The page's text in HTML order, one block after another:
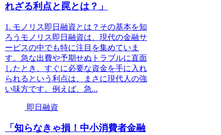
れざる利点と罠とは？」
1. モノリス即日融資とは？その基本を知
ろうモノリス即日融資は、現代の金融サ
ービスの中でも特に注目を集めていま
す。急な出費や予期せぬトラブルに直面
したとき、すぐに必要な資金を手に入れ
られるという利点は、まさに現代人の強
い味方です。例えば、急...
即日融資
「知らなきゃ損！中小消費者金融